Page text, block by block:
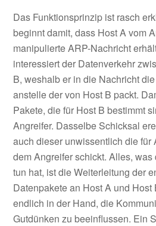
Das Funktionsprinzip ist rasch
beginnt damit, dass Host A vom
manipulierte ARP-Nachricht
interessiert der Datenverkehr
B, weshalb er in die Nachricht
anstelle der von Host B packt.
Pakete, die für Host B bestimmt
Angreifer. Dasselbe Schicksal
auch dieser unwissentlich die für
dem Angreifer schickt. Alles,
tun hat, ist die Weiterleitung der
Datenpakete an Host A und Host
endlich in der Hand, die
Gutdünken zu beeinflussen. Ein